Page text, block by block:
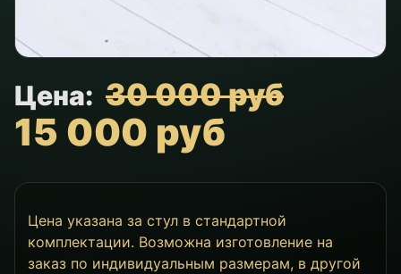
Цена: 30 000 руб
15 000 руб
Цена указана за стул в стандартной
комплектации. Возможна изготовление на
заказ по индивидуальным размерам, в другой